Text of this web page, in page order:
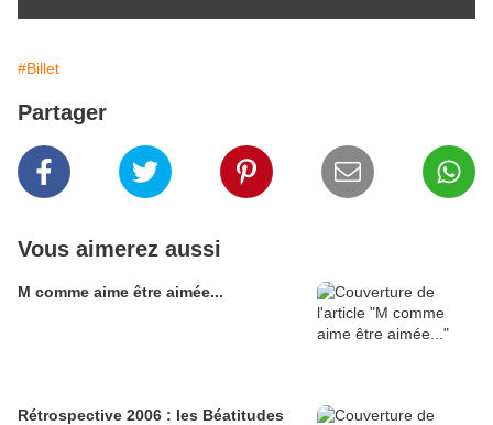
#Billet
Partager
Vous aimerez aussi
M comme aime être aimée...
Rétrospective 2006 : les Béatitudes